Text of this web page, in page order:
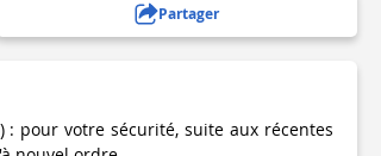
Partager
: pour votre sécurité, suite aux récentes